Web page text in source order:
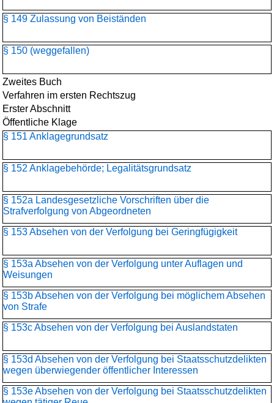
§ 149 Zulassung von Beiständen
§ 150 (weggefallen)
Zweites Buch
Verfahren im ersten Rechtszug
Erster Abschnitt
Öffentliche Klage
§ 151 Anklagegrundsatz
§ 152 Anklagebehörde; Legalitätsgrundsatz
§ 152a Landesgesetzliche Vorschriften über die
Strafverfolgung von Abgeordneten
§ 153 Absehen von der Verfolgung bei Geringfügigkeit
§ 153a Absehen von der Verfolgung unter Auflagen und
Weisungen
§ 153b Absehen von der Verfolgung bei möglichem Absehen
von Strafe
§ 153c Absehen von der Verfolgung bei Auslandstaten
§ 153d Absehen von der Verfolgung bei Staatsschutzdelikten
wegen überwiegender öffentlicher Interessen
§ 153e Absehen von der Verfolgung bei Staatsschutzdelikten